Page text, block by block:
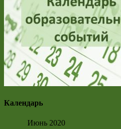
Календарь
Июнь 2020